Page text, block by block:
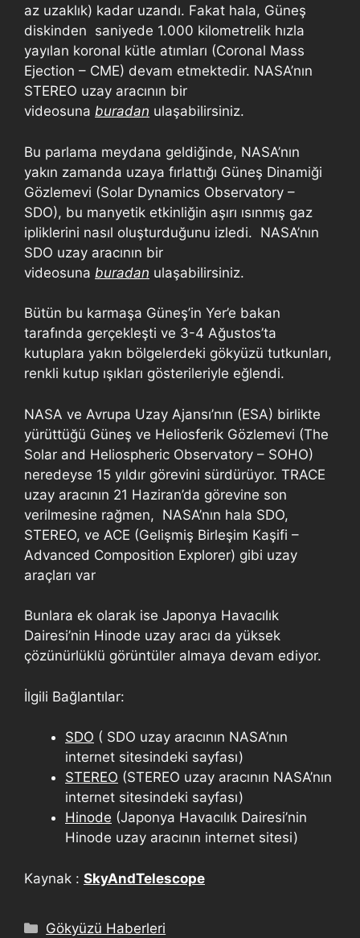
az uzaklık) kadar uzandı. Fakat hala, Güneş
diskinden saniyede 1.000 kilometrelik hızla
yayılan koronal kütle atımları (Coronal Mass
Ejection – CME) devam etmektedir. NASA’nın
STEREO uzay aracının bir
videosuna buradan ulaşabilirsiniz.
Bu parlama meydana geldiğinde, NASA’nın
yakın zamanda uzaya fırlattığı Güneş Dinamiği
Gözlemevi (Solar Dynamics Observatory –
SDO), bu manyetik etkinliğin aşırı ısınmış gaz
ipliklerini nasıl oluşturduğunu izledi. NASA’nın
SDO uzay aracının bir
videosuna buradan ulaşabilirsiniz.
Bütün bu karmaşa Güneş’in Yer’e bakan
tarafında gerçekleşti ve 3-4 Ağustos’ta
kutuplara yakın bölgelerdeki gökyüzü tutkunları,
renkli kutup ışıkları gösterileriyle eğlendi.
NASA ve Avrupa Uzay Ajansı’nın (ESA) birlikte
yürüttüğü Güneş ve Heliosferik Gözlemevi (The
Solar and Heliospheric Observatory – SOHO)
neredeyse 15 yıldır görevini sürdürüyor. TRACE
uzay aracının 21 Haziran’da görevine son
verilmesine rağmen, NASA’nın hala SDO,
STEREO, ve ACE (Gelişmiş Birleşim Kaşifi –
Advanced Composition Explorer) gibi uzay
araçları var
Bunlara ek olarak ise Japonya Havacılık
Dairesi’nin Hinode uzay aracı da yüksek
çözünürlüklü görüntüler almaya devam ediyor.
İlgili Bağlantılar:
SDO ( SDO uzay aracının NASA’nın
internet sitesindeki sayfası)
STEREO (STEREO uzay aracının NASA’nın
internet sitesindeki sayfası)
Hinode (Japonya Havacılık Dairesi’nin
Hinode uzay aracının internet sitesi)
Kaynak : SkyAndTelescope
Gökyüzü Haberleri